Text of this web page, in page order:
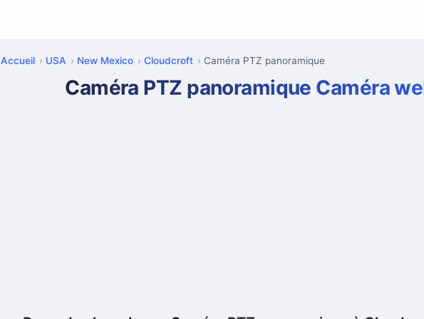
Accueil USA New Mexico Cloudcroft Caméra PTZ panoramique
Caméra PTZ panoramique Caméra